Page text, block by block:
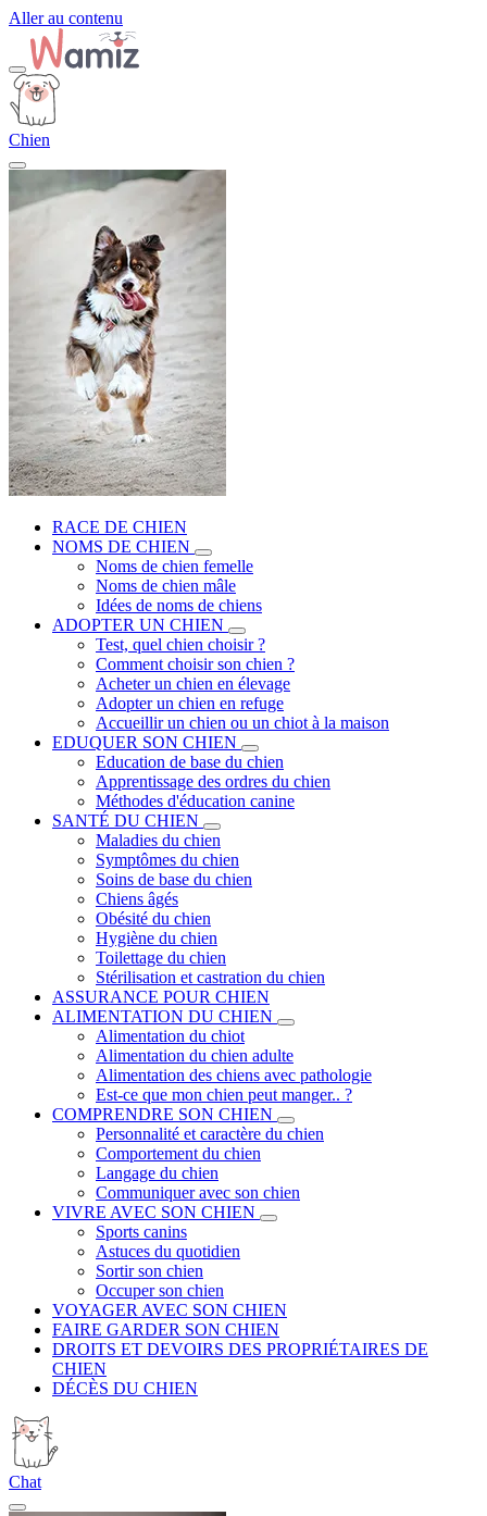
Aller au contenu
Chien
RACE DE CHIEN
NOMS DE CHIEN
Noms de chien femelle
Noms de chien mâle
Idées de noms de chiens
ADOPTER UN CHIEN
Test, quel chien choisir ?
Comment choisir son chien ?
Acheter un chien en élevage
Adopter un chien en refuge
Accueillir un chien ou un chiot à la maison
EDUQUER SON CHIEN
Education de base du chien
Apprentissage des ordres du chien
Méthodes d'éducation canine
SANTÉ DU CHIEN
Maladies du chien
Symptômes du chien
Soins de base du chien
Chiens âgés
Obésité du chien
Hygiène du chien
Toilettage du chien
Stérilisation et castration du chien
ASSURANCE POUR CHIEN
ALIMENTATION DU CHIEN
Alimentation du chiot
Alimentation du chien adulte
Alimentation des chiens avec pathologie
Est-ce que mon chien peut manger.. ?
COMPRENDRE SON CHIEN
Personnalité et caractère du chien
Comportement du chien
Langage du chien
Communiquer avec son chien
VIVRE AVEC SON CHIEN
Sports canins
Astuces du quotidien
Sortir son chien
Occuper son chien
VOYAGER AVEC SON CHIEN
FAIRE GARDER SON CHIEN
DROITS ET DEVOIRS DES PROPRIÉTAIRES DE
CHIEN
DÉCÈS DU CHIEN
Chat